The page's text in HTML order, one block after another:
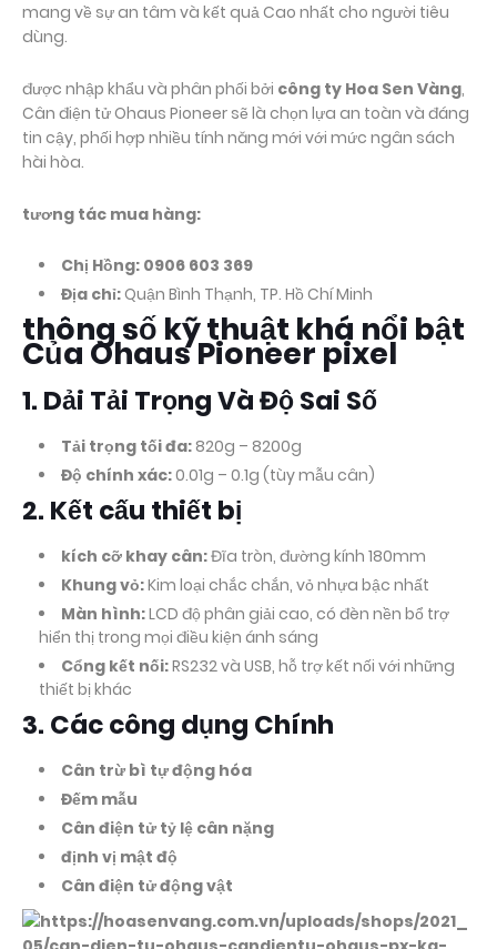
mang về sự an tâm và kết quả Cao nhất cho người tiêu
dùng.
được nhập khẩu và phân phối bởi công ty Hoa Sen Vàng,
Cân điện tử Ohaus Pioneer sẽ là chọn lựa an toàn và đáng
tin cậy, phối hợp nhiều tính năng mới với mức ngân sách
hài hòa.
tương tác mua hàng:
Chị Hồng: 0906 603 369
Địa chỉ:Quận Bình Thạnh, TP. Hồ Chí Minh
thông số kỹ thuật khá nổi bật
Của Ohaus Pioneer pixel
1. Dải Tải Trọng Và Độ Sai Số
Tải trọng tối đa:820g – 8200g
Độ chính xác:0.01g – 0.1g (tùy mẫu cân)
2. Kết cấu thiết bị
kích cỡ khay cân:Đĩa tròn, đường kính 180mm
Khung vỏ:Kim loại chắc chắn, vỏ nhựa bậc nhất
Màn hình:LCD độ phân giải cao, có đèn nền bổ trợ
hiển thị trong mọi điều kiện ánh sáng
Cổng kết nối:RS232 và USB, hỗ trợ kết nối với những
thiết bị khác
3. Các công dụng Chính
Cân trừ bì tự động hóa
Đếm mẫu
Cân điện tử tỷ lệ cân nặng
định vị mật độ
Cân điện tử động vật